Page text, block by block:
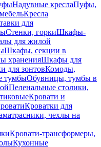
Надувные креслаПуфы,
Кресла
для
Стенки, горкиШкафы-
для жилой
Шкафы, секции в
храненияШкафы для
для зонтовКомоды,
тумбыОбувницы, тумбы в
Пеленальные столики,
Кровати и
Кроватки для
чехлы на
Кровати-трансформеры,
Кухонные